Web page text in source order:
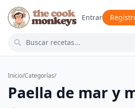
Entrar
Inicio/Categorías/
Paella de mar y